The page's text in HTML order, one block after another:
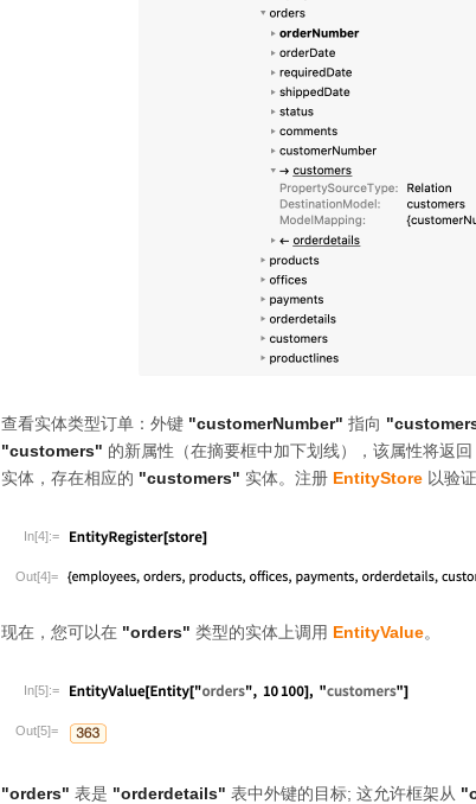
查看实体类型订单：外键 "customerNumber" 指向
"customers" 的新属性（在摘要框中加下划线），该属性将返回
实体，存在相应的 "customers" 实体。注册 EntityStore 以验
In[4]:=
Out[4]=
现在，您可以在 "orders" 类型的实体上调用 EntityValue。
In[5]:=
Out[5]=
"orders" 表是 "orderdetails" 表中外键的目标; 这允许框架从